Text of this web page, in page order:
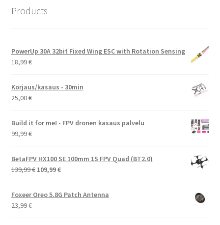
Products
PowerUp 30A 32bit Fixed Wing ESC with Rotation Sensing
18,99€
Korjaus/kasaus - 30min
25,00€
Build it for me! - FPV dronen kasaus palvelu
99,99€
BetaFPV HX100 SE 100mm 1S FPV Quad (BT2.0)
139,99€ Alkuperäinen
oli:
109,99€Nykyinen
on:
Foxeer Oreo 5.8G Patch Antenna
23,99€